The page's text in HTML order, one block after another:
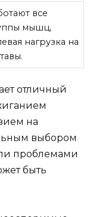
все
мышц,
нагрузка на
отличный
на
выбором
проблемами
быть